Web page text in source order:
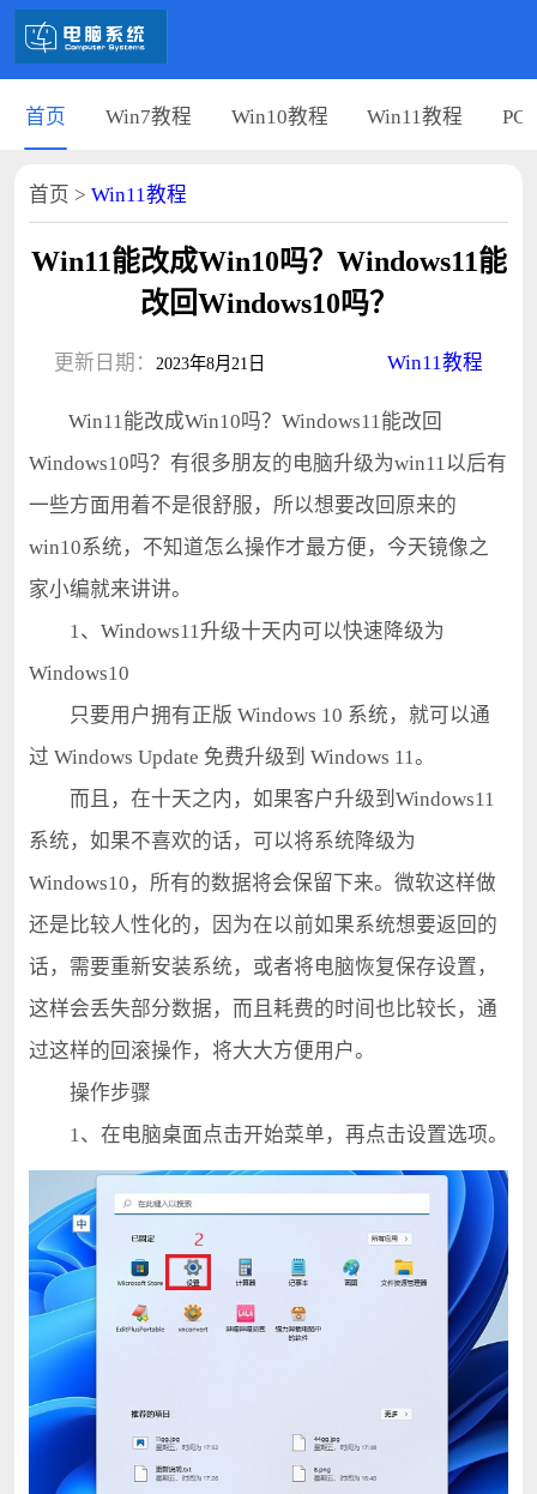
首页 Win7教程 Win10教程 Win11教程 PC
首页 > Win11教程
Win11能改成Win10吗？Windows11能
改回Windows10吗？
更新日期： 2023年8月21日 Win11教程
Win11能改成Win10吗？Windows11能改回
Windows10吗？有很多朋友的电脑升级为win11以后有
一些方面用着不是很舒服，所以想要改回原来的
win10系统，不知道怎么操作才最方便，今天镜像之
家小编就来讲讲。
1、Windows11升级十天内可以快速降级为
Windows10
只要用户拥有正版 Windows 10 系统，就可以通
过 Windows Update 免费升级到 Windows 11。
而且，在十天之内，如果客户升级到Windows11
系统，如果不喜欢的话，可以将系统降级为
Windows10，所有的数据将会保留下来。微软这样做
还是比较人性化的，因为在以前如果系统想要返回的
话，需要重新安装系统，或者将电脑恢复保存设置，
这样会丢失部分数据，而且耗费的时间也比较长，通
过这样的回滚操作，将大大方便用户。
操作步骤
1、在电脑桌面点击开始菜单，再点击设置选项。